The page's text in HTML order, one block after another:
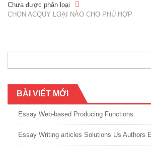
Chưa được phân loại
CHỌN ACQUY LOẠI NÀO CHO PHÙ HỢP
BÀI VIẾT MỚI
Essay Web-based Producing Functions
Essay Writing articles Solutions Us Authors